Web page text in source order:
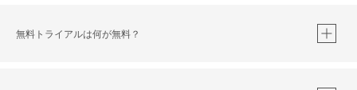
無料トライアルは何が無料？